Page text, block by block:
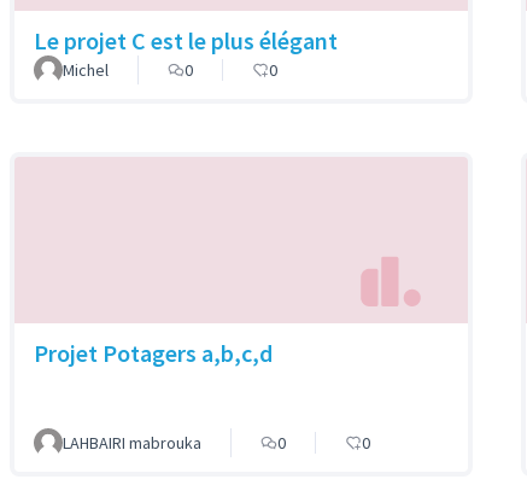
Le projet C est le plus élégant
Michel 0 0
Projet Potagers a,b,c,d
LAHBAIRI mabrouka 0 0